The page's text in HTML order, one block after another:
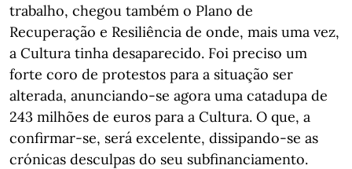
trabalho, chegou também o Plano de
Recuperação e Resiliência de onde, mais uma vez,
a Cultura tinha desaparecido. Foi preciso um
forte coro de protestos para a situação ser
alterada, anunciando-se agora uma catadupa de
243 milhões de euros para a Cultura. O que, a
confirmar-se, será excelente, dissipando-se as
crónicas desculpas do seu subfinanciamento.